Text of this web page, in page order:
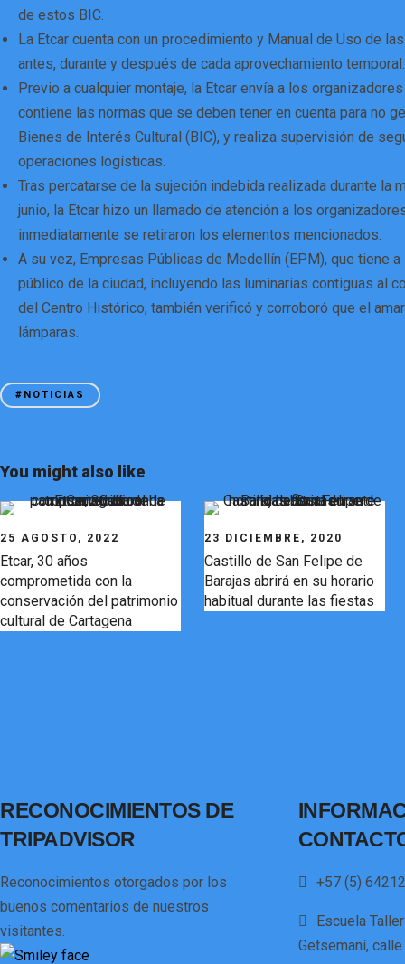
de estos BIC.
La Etcar cuenta con un procedimiento y Manual de Uso de
antes, durante y después de cada aprovechamiento temporal.
Previo a cualquier montaje, la Etcar envía a los
contiene las normas que se deben tener en cuenta para no
Bienes de Interés Cultural (BIC), y realiza supervisión de
operaciones logísticas.
Tras percatarse de la sujeción indebida realizada durante la
junio, la Etcar hizo un llamado de atención a los
inmediatamente se retiraron los elementos mencionados.
A su vez, Empresas Públicas de Medellín (EPM), que tiene
público de la ciudad, incluyendo las luminarias contiguas al
del Centro Histórico, también verificó y corroboró que el
lámparas.
#NOTICIAS
You might also like
25 AGOSTO, 2022
Etcar, 30 años
comprometida con la
conservación del patrimonio
cultural de Cartagena
23 DICIEMBRE, 2020
Castillo de San Felipe de
Barajas abrirá en su horario
habitual durante las fiestas
RECONOCIMIENTOS DE
TRIPADVISOR
Reconocimientos otorgados por los
buenos comentarios de nuestros
visitantes.
+57 (5)
Escuela
Getsemaní,